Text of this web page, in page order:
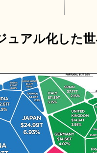
ュアル化した